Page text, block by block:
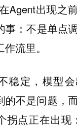
Agent出现之
事：不是单点
流里。
稳定，模型
的不是问题，
拐点正在出现：